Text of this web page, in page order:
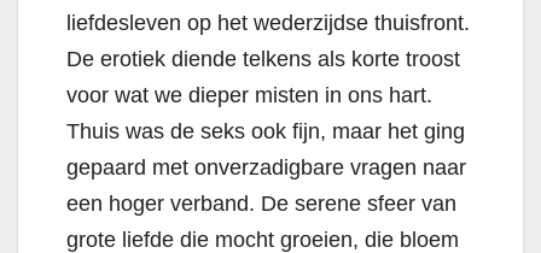
liefdesleven op het wederzijdse thuisfront.
De erotiek diende telkens als korte troost
voor wat we dieper misten in ons hart.
Thuis was de seks ook fijn, maar het ging
gepaard met onverzadigbare vragen naar
een hoger verband. De serene sfeer van
grote liefde die mocht groeien, die bloem